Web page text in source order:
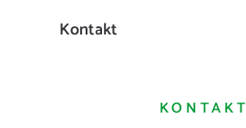
Kontakt
KONTAKT